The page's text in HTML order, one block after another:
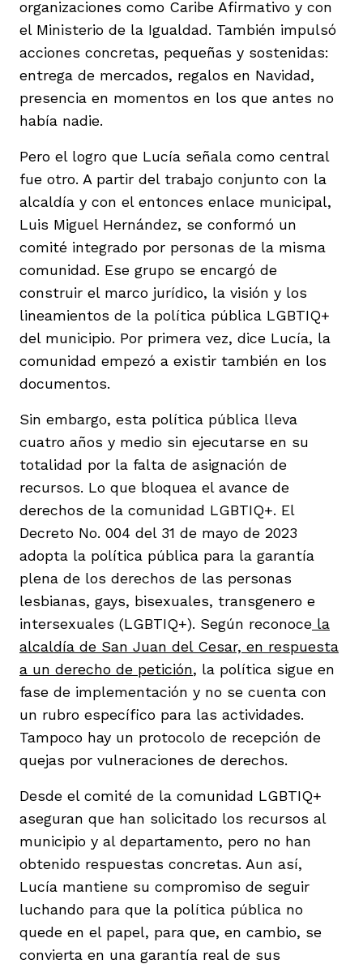
organizaciones como Caribe Afirmativo y con
el Ministerio de la Igualdad. También impulsó
acciones concretas, pequeñas y sostenidas:
entrega de mercados, regalos en Navidad,
presencia en momentos en los que antes no
había nadie.
Pero el logro que Lucía señala como central
fue otro. A partir del trabajo conjunto con la
alcaldía y con el entonces enlace municipal,
Luis Miguel Hernández, se conformó un
comité integrado por personas de la misma
comunidad. Ese grupo se encargó de
construir el marco jurídico, la visión y los
lineamientos de la política pública LGBTIQ+
del municipio. Por primera vez, dice Lucía, la
comunidad empezó a existir también en los
documentos.
Sin embargo, esta política pública lleva
cuatro años y medio sin ejecutarse en su
totalidad por la falta de asignación de
recursos. Lo que bloquea el avance de
derechos de la comunidad LGBTIQ+. El
Decreto No. 004 del 31 de mayo de 2023
adopta la política pública para la garantía
plena de los derechos de las personas
lesbianas, gays, bisexuales, transgenero e
intersexuales (LGBTIQ+). Según reconoce la
alcaldía de San Juan del Cesar, en respuesta
a un derecho de petición, la política sigue en
fase de implementación y no se cuenta con
un rubro específico para las actividades.
Tampoco hay un protocolo de recepción de
quejas por vulneraciones de derechos.
Desde el comité de la comunidad LGBTIQ+
aseguran que han solicitado los recursos al
municipio y al departamento, pero no han
obtenido respuestas concretas. Aun así,
Lucía mantiene su compromiso de seguir
luchando para que la política pública no
quede en el papel, para que, en cambio, se
convierta en una garantía real de sus